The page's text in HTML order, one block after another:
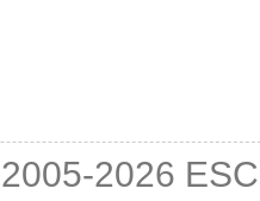
2026